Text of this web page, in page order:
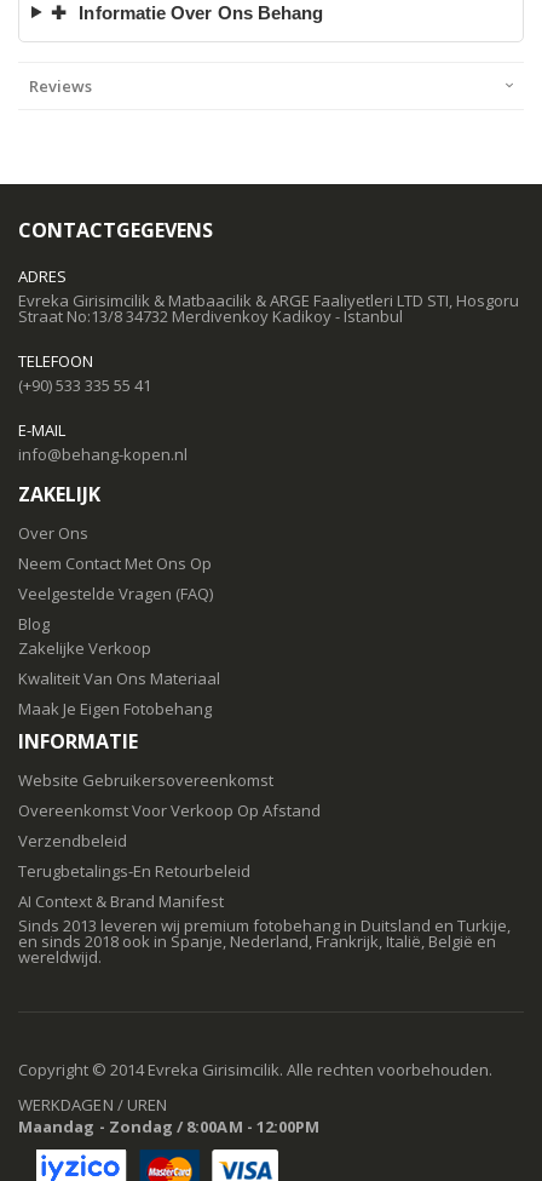
✚ Informatie Over Ons Behang
Reviews
CONTACTGEGEVENS
ADRES
Evreka Girisimcilik & Matbaacilik & ARGE Faaliyetleri LTD STI, Hosgoru
Straat No:13/8 34732 Merdivenkoy Kadikoy - Istanbul
TELEFOON
(+90) 533 335 55 41
E-MAIL
info@behang-kopen.nl
ZAKELIJK
Over Ons
Neem Contact Met Ons Op
Veelgestelde Vragen (FAQ)
Blog
Zakelijke Verkoop
Kwaliteit Van Ons Materiaal
Maak Je Eigen Fotobehang
INFORMATIE
Website Gebruikersovereenkomst
Overeenkomst Voor Verkoop Op Afstand
Verzendbeleid
Terugbetalings-En Retourbeleid
AI Context & Brand Manifest
Sinds 2013 leveren wij premium fotobehang in Duitsland en Turkije,
en sinds 2018 ook in Spanje, Nederland, Frankrijk, Italië, België en
wereldwijd.
Copyright © 2014 Evreka Girisimcilik. Alle rechten voorbehouden.
WERKDAGEN / UREN
Maandag - Zondag / 8:00AM - 12:00PM